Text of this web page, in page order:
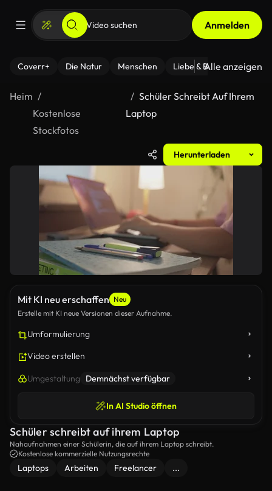
Anmelden
Coverr+ Die Natur Menschen Liebe & Beziehungen
Alle anzeigen
Heim
Kostenlose
Stockfotos
Schüler Schreibt Auf Ihrem
Laptop
Herunterladen
Mit KI neu erschaffen Neu
Erstelle mit KI neue Versionen dieser Aufnahme.
Umformulierung
Video erstellen
Umgestaltung Demnächst verfügbar
In AI Studio öffnen
Schüler schreibt auf ihrem Laptop
Nahaufnahmen einer Schülerin, die auf ihrem Laptop schreibt.
Kostenlose kommerzielle Nutzungsrechte
Laptops Arbeiten Freelancer ...